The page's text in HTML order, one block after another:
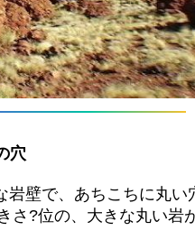
穴
岩壁で、あちこちに丸い
さ?位の、大きな丸い岩